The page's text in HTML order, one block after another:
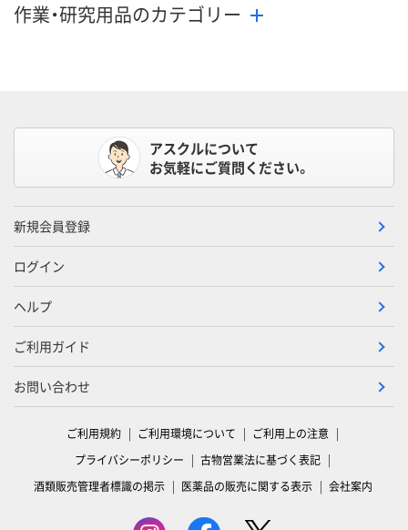
作業・研究用品のカテゴリー
アスクルについて
お気軽にご質問ください。
新規会員登録
ログイン
ヘルプ
ご利用ガイド
お問い合わせ
ご利用規約 ご利用環境について
ご利用上の注意
プライバシーポリシー
古物営業法に基づく表記
酒類販売管理者標識の掲示
医薬品の販売に関する表示 会社案内